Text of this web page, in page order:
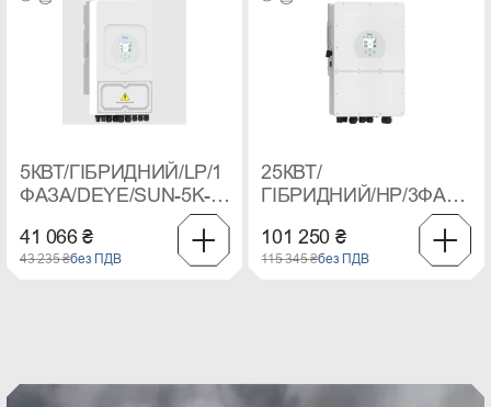
5КВТ/ГІБРИДНИЙ/LP/1
ФАЗА/DEYE/SUN-5K-
41 066 ₴
43 235 ₴без ПДВ
25КВТ/
ГІБРИДНИЙ/HP/3ФАЗИ/
101 250 ₴
115 345 ₴без ПДВ